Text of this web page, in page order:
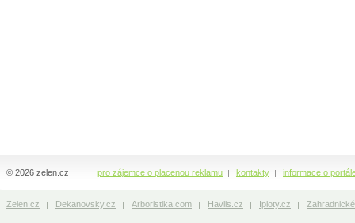
pro zájemce o placenou reklamu kontakty informace o
© 2026 zelen.cz
Zelen.cz Dekanovsky.cz Arboristika.com Havlis.cz Iploty.cz